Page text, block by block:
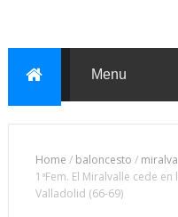
Home / baloncesto /
1ªFem. El Miralvalle cede
Valladolid (66-69)